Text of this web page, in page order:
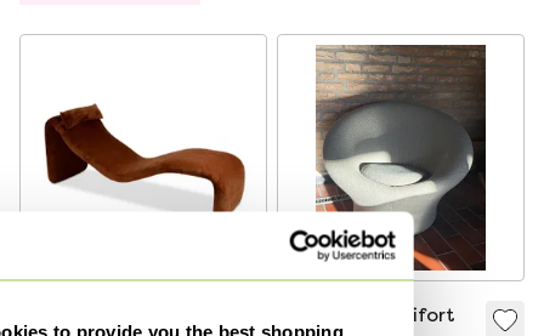
to provide you the best shopping
Mushroom Artifort